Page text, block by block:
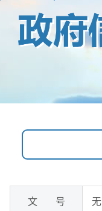
文 号 无